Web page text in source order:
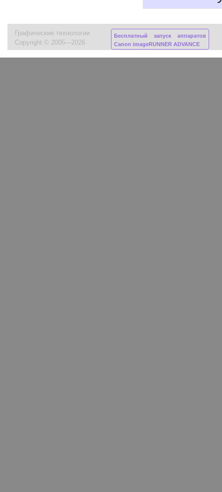
Графические технологии
Copyright © 2005—2026
Бесплатный запуск аппаратов
Canon imageRUNNER ADVANCE